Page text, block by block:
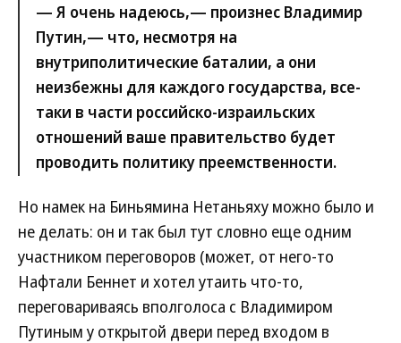
— Я очень надеюсь,— произнес Владимир
Путин,— что, несмотря на
внутриполитические баталии, а они
неизбежны для каждого государства, все-
таки в части российско-израильских
отношений ваше правительство будет
проводить политику преемственности.
Но намек на Биньямина Нетаньяху можно было и
не делать: он и так был тут словно еще одним
участником переговоров (может, от него-то
Нафтали Беннет и хотел утаить что-то,
переговариваясь вполголоса с Владимиром
Путиным у открытой двери перед входом в